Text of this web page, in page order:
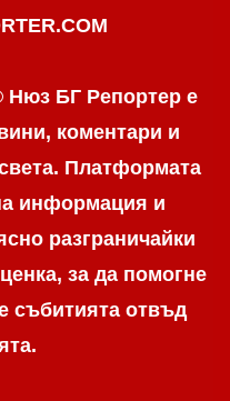
Нюз БГ Репортер е
коментари и
Платформата
информация и
разграничaйки
за да помогне
събитията отвъд